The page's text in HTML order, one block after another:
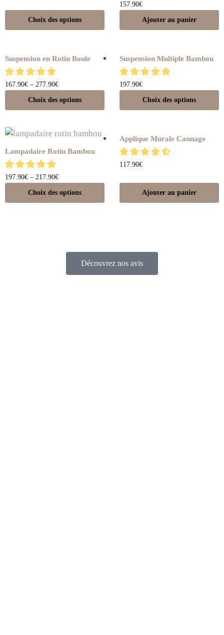
Choix des options
157.90€
Ajouter au panier
Suspension en Rotin Boule
167.90€ – 277.90€
Choix des options
Suspension Multiple Bambou
197.90€
Choix des options
Lampadaire Rotin Bambou
197.90€ – 217.90€
Choix des options
Applique Murale Cannage
117.90€
Ajouter au panier
Découvrez nos avis